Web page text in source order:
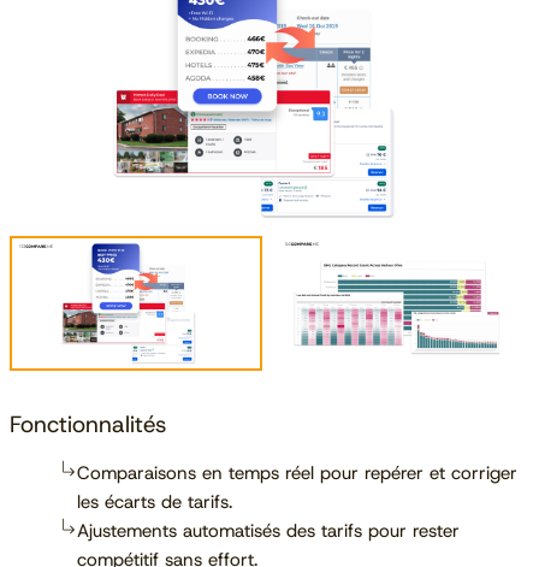
Fonctionnalités
Comparaisons en temps réel pour repérer et corriger
les écarts de tarifs.
Ajustements automatisés des tarifs pour rester
compétitif sans effort.